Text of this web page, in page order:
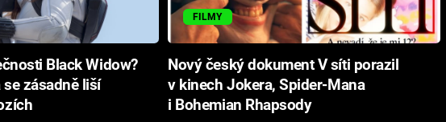
Black Widow?
se zásadně liší
FILMY
Nový český dokument V síti porazil
v kinech Jokera, Spider-Mana
i Bohemian Rhapsody